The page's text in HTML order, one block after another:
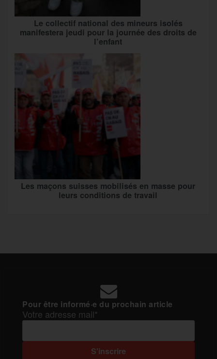
Le collectif national des mineurs isolés
manifestera jeudi pour la journée des droits de
l’enfant
Les maçons suisses mobilisés en masse pour
leurs conditions de travail
Pour être informé·e du prochain article
Votre adresse mail*